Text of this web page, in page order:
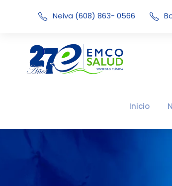
Neiva (608) 863- 0566
Inicio